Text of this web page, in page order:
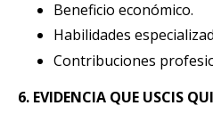
Beneficio económico.
Habilidades
Contribuciones
6. EVIDENCIA QUE USCIS